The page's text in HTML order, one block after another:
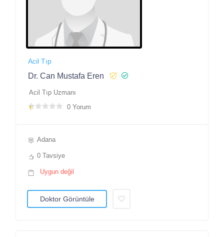
Acil Tıp
Dr. Can Mustafa Eren
Acil Tıp Uzmanı
0 Yorum
Adana
0 Tavsiye
Uygun değil
Doktor Görüntüle